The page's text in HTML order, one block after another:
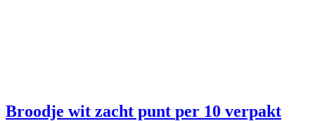
Broodje wit zacht punt per 10 verpakt